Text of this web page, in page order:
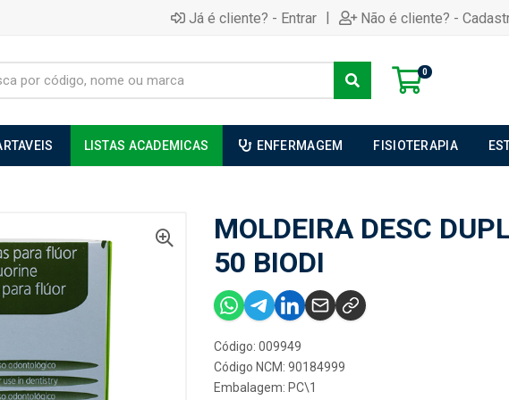
Já é cliente? - Entrar | Não é cliente? -
0
LISTAS ACADEMICAS ENFERMAGEM FISIOTERAPIA
MOLDEIRA DESC
50 BIODI
Código: 009949
Código NCM: 90184999
Embalagem: PC\1